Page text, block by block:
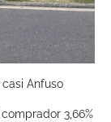
Anfuso
3,66%